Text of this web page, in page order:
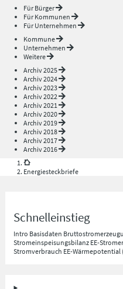
Für Bürger
Für Kommunen
Für Unternehmen
Kommune
Unternehmen
Weitere
Archiv 2025
Archiv 2024
Archiv 2023
Archiv 2022
Archiv 2021
Archiv 2020
Archiv 2019
Archiv 2018
Archiv 2017
Archiv 2016
Energiesteckbriefe
Schnelleinstieg
Intro Basisdaten
Stromeinspeisungsbilanz EE-
Stromverbrauch EE-Wärmepotential